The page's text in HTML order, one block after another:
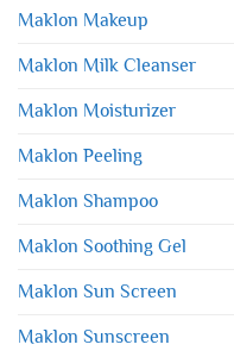
Maklon Makeup
Maklon Milk Cleanser
Maklon Moisturizer
Maklon Peeling
Maklon Shampoo
Maklon Soothing Gel
Maklon Sun Screen
Maklon Sunscreen